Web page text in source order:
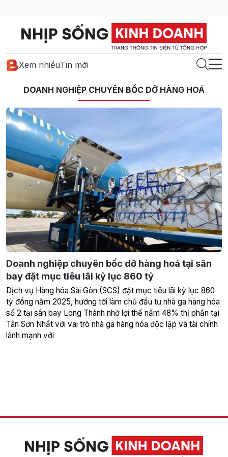
Xem nhiềuTin mới
DOANH NGHIỆP CHUYÊN BỐC DỠ HÀNG HOÁ
Doanh nghiệp chuyên bốc dỡ hàng hoá tại sân
bay đặt mục tiêu lãi kỷ lục 860 tỷ
Dịch vụ Hàng hóa Sài Gòn (SCS) đặt mục tiêu lãi kỷ lục 860
tỷ đồng năm 2025, hướng tới làm chủ đầu tư nhà ga hàng hóa
số 2 tại sân bay Long Thành nhờ lợi thế nắm 48% thị phần tại
Tân Sơn Nhất với vai trò nhà ga hàng hóa độc lập và tài chính
lành mạnh với